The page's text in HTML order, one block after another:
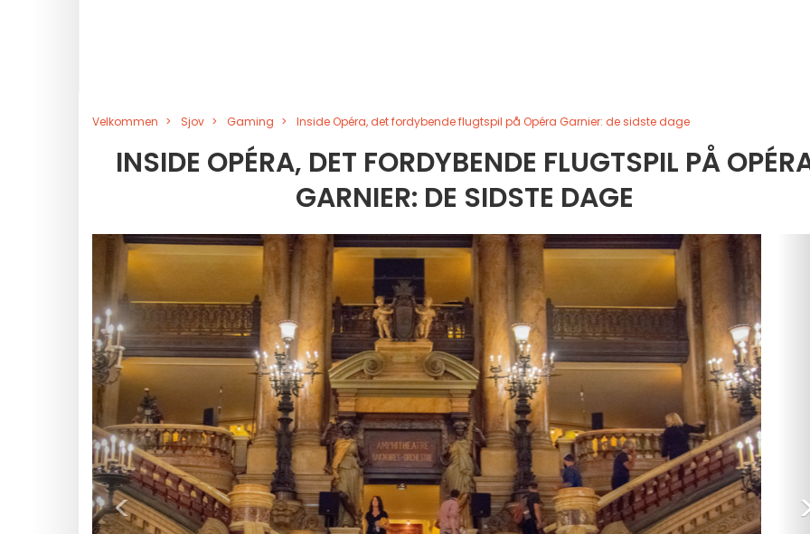
Velkommen Sjov Gaming Inside Opéra, det fordybende flugtspil på Opéra Garnier: de sidste dage
INSIDE OPÉRA, DET FORDYBENDE FLUGTSPIL PÅ
GARNIER: DE SIDSTE DAGE
<